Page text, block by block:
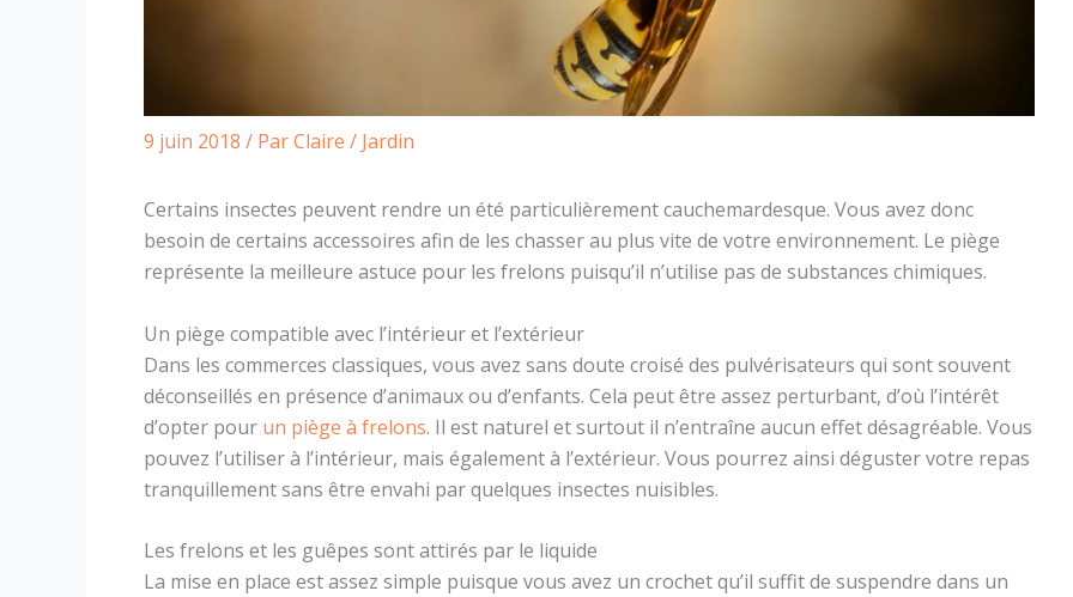
9 juin 2018 / ParClaire / Jardin
Certains insectes peuvent rendre un été particulièrement cauchemardesque. Vous avez donc
besoin de certains accessoires afin de les chasser au plus vite de votre environnement. Le piège
représente la meilleure astuce pour les frelons puisqu’il n’utilise pas de substances chimiques.
Un piège compatible avec l’intérieur et l’extérieur
Dans les commerces classiques, vous avez sans doute croisé des pulvérisateurs qui sont souvent
déconseillés en présence d’animaux ou d’enfants. Cela peut être assez perturbant, d’où l’intérêt
d’opter pour un piège à frelons. Il est naturel et surtout il n’entraîne aucun effet désagréable. Vous
pouvez l’utiliser à l’intérieur, mais également à l’extérieur. Vous pourrez ainsi déguster votre repas
tranquillement sans être envahi par quelques insectes nuisibles.
Les frelons et les guêpes sont attirés par le liquide
La mise en place est assez simple puisque vous avez un crochet qu’il suffit de suspendre dans un